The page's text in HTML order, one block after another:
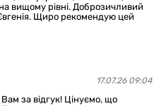
вищому рівні. Доброзичливий
Щиро рекомендую цей
17.07.26 09:04
за відгук! Цінуємо, що